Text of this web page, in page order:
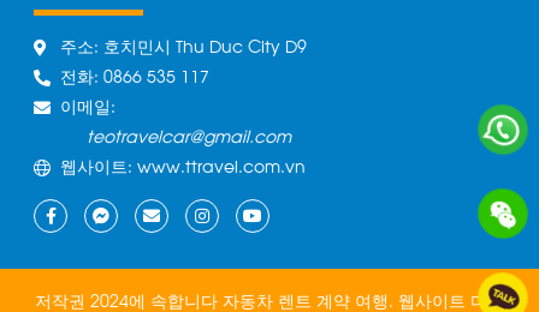
주소: 호치민시 Thu Duc City D9
전화: 0866 535 117
이메일:
teotravelcar@gmail.com
웹사이트: www.ttravel.com.vn
저작권 2024에 속합니다 자동차 렌트 계약 여행. 웹사이트 디자